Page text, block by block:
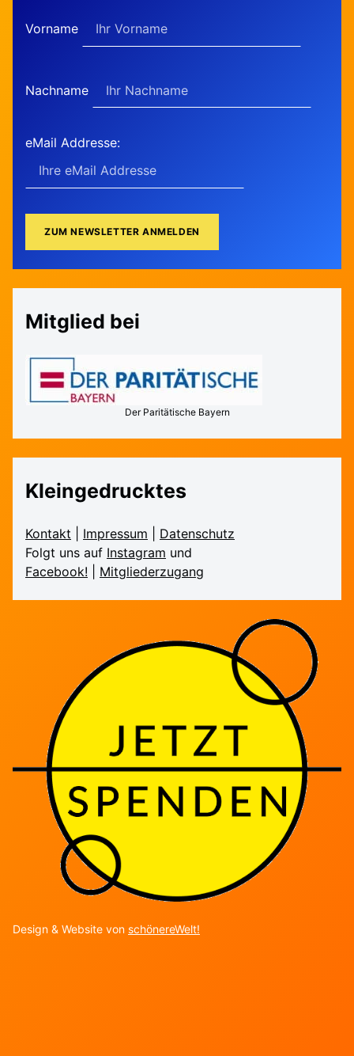
Vorname
Nachname
eMail Addresse:
Mitglied bei
Der Paritätische Bayern
Kleingedrucktes
Kontakt Impressum
Daten­schutz
Folgt uns auf Instagram und
Facebook!
Mitglieder­zugang
Design & Website vonschönereWelt!